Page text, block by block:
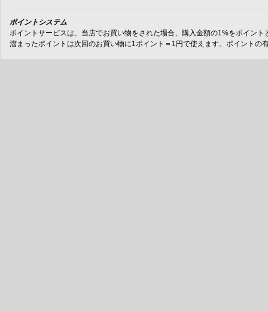
ポイントシステム
ポイントサービスは、当店でお買い物をされた場合、購入金額の1%をポイント
溜まったポイントは次回のお買い物に1ポイント＝1円で使えます。ポイントの